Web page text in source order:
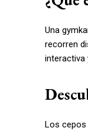
Una
recorren
interactiva
Los cepos